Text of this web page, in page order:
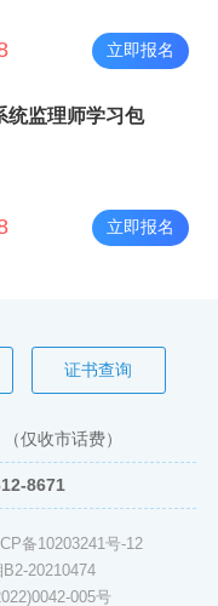
立即报名
统监理师学习包
立即报名
证书查询
（仅收市话费）
8671
备10203241号-12
20210474
005号